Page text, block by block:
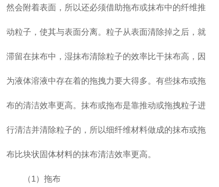
然会附着表面，所以还必须借助拖布或抹布中的纤维推
动粒子，使其与表面分离。粒子从表面清除掉之后，就
滞留在抹布中，湿抹布清除粒子的效率比干抹布高，因
为液体溶液中存在着的拖拽力要大得多。有些抹布或拖
布的清洁效率更高。抹布或拖布是靠推动或拖拽粒子进
行清洁并清除粒子的，所以细纤维材料做成的抹布或拖
布比块状固体材料的抹布清洁效率更高。
（1）拖布